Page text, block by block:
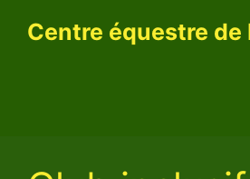
Centre équestre de